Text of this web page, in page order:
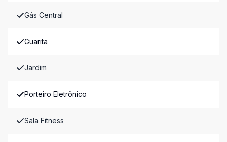
Gás Central
Guarita
Jardim
Porteiro Eletrônico
Sala Fitness